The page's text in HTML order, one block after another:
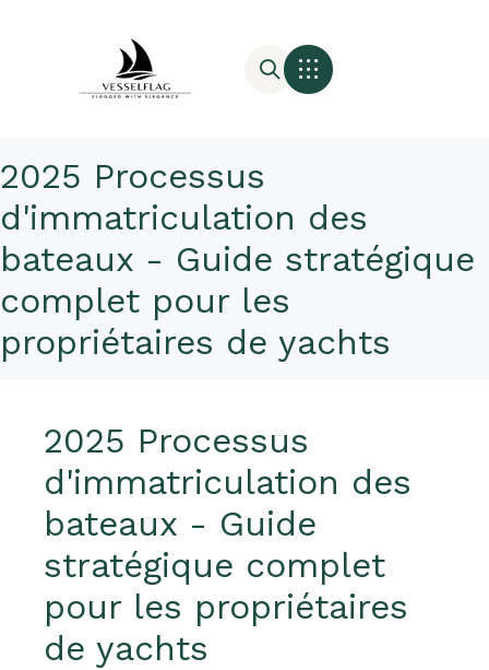
2025 Processus
d'immatriculation des
bateaux - Guide stratégique
complet pour les
propriétaires de yachts
2025 Processus
d'immatriculation des
bateaux - Guide
stratégique complet
pour les propriétaires
de yachts